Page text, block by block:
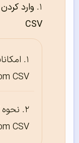
وارد
CSV
CSV
CSV